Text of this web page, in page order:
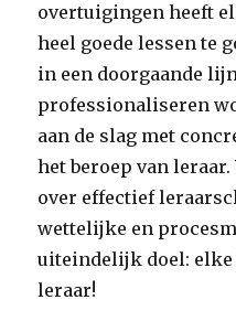
overtuigingen heeft
heel goede lessen te
in een doorgaande
professionaliseren
aan de slag met
het beroep van
over effectief
wettelijke en
uiteindelijk doel: elke
leraar!